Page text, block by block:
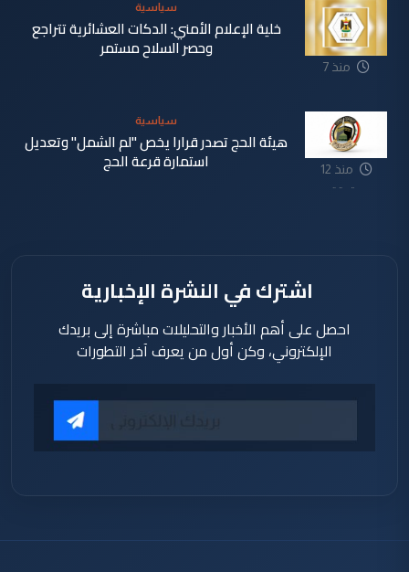
منذ 7
سياسية
خلية الإعلام الأمني: الدكات العشائرية تتراجع
وحصر السلاح مستمر
منذ 12
دقيقة
سياسية
هيئة الحج تصدر قرارا يخص "لم الشمل" وتعديل
استمارة قرعة الحج
اشترك في النشرة الإخبارية
احصل على أهم الأخبار والتحليلات مباشرة إلى بريدك
الإلكتروني، وكن أول من يعرف آخر التطورات